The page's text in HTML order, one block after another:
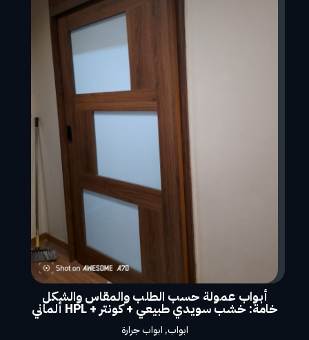
أبواب عمولة حسب الطلب والمقاس والشكل
خامة: خشب سويدي طبيعي + كونتر + HPL ألماني
ابواب,ابواب جرارة